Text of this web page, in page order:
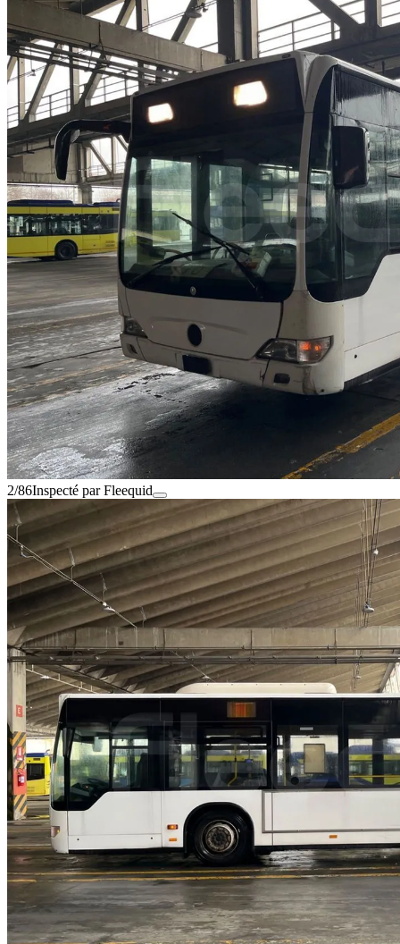
2/86Inspecté par Fleequid